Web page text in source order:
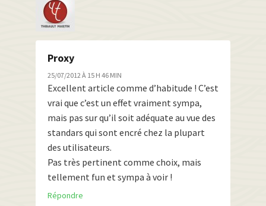
Proxy
25/07/2012 À 15 H 46 MIN
Excellent article comme d’habitude ! C’est
vrai que c’est un effet vraiment sympa,
mais pas sur qu’il soit adéquate au vue des
standars qui sont encré chez la plupart
des utilisateurs.
Pas très pertinent comme choix, mais
tellement fun et sympa à voir !
Répondre